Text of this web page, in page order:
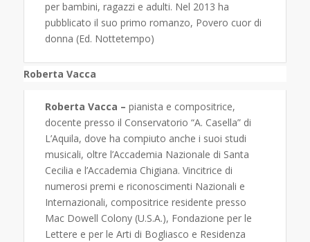
per bambini, ragazzi e adulti. Nel 2013 ha
pubblicato il suo primo romanzo, Povero cuor di
donna (Ed. Nottetempo)
Roberta Vacca
Roberta Vacca – pianista e compositrice,
docente presso il Conservatorio “A. Casella” di
L’Aquila, dove ha compiuto anche i suoi studi
musicali, oltre l’Accademia Nazionale di Santa
Cecilia e l’Accademia Chigiana. Vincitrice di
numerosi premi e riconoscimenti Nazionali e
Internazionali, compositrice residente presso
Mac Dowell Colony (U.S.A.), Fondazione per le
Lettere e per le Arti di Bogliasco e Residenza